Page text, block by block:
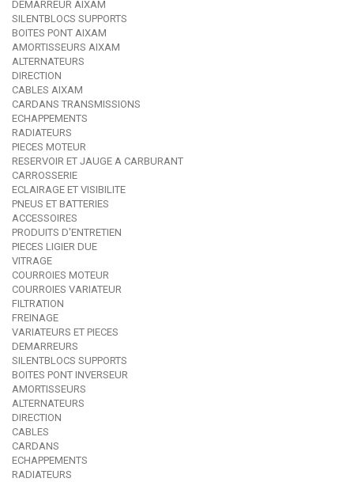
DEMARREUR AIXAM
SILENTBLOCS SUPPORTS
BOITES PONT AIXAM
AMORTISSEURS AIXAM
ALTERNATEURS
DIRECTION
CABLES AIXAM
CARDANS TRANSMISSIONS
ECHAPPEMENTS
RADIATEURS
PIECES MOTEUR
RESERVOIR ET JAUGE A CARBURANT
CARROSSERIE
ECLAIRAGE ET VISIBILITE
PNEUS ET BATTERIES
ACCESSOIRES
PRODUITS D'ENTRETIEN
PIECES LIGIER DUE
VITRAGE
COURROIES MOTEUR
COURROIES VARIATEUR
FILTRATION
FREINAGE
VARIATEURS ET PIECES
DEMARREURS
SILENTBLOCS SUPPORTS
BOITES PONT INVERSEUR
AMORTISSEURS
ALTERNATEURS
DIRECTION
CABLES
CARDANS
ECHAPPEMENTS
RADIATEURS